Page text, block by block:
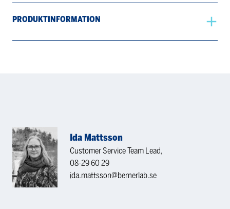
PRODUKTINFORMATION
Ida Mattsson
Customer Service Team Lead,
08-29 60 29
ida.mattsson@bernerlab.se